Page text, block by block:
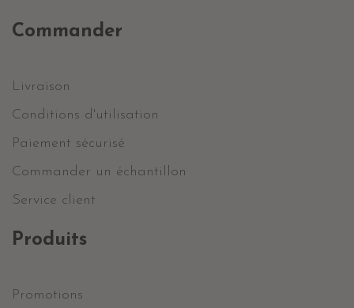
Commander
Livraison
Conditions d'utilisation
Paiement sécurisé
Commander un échantillon
Service client
Produits
Promotions